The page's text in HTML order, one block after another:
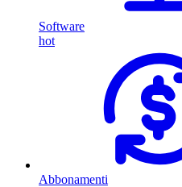
Software
hot
Abbonamenti